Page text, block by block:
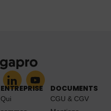
ENTREPRISE
Qui
DOCUMENTS
CGU & CGV